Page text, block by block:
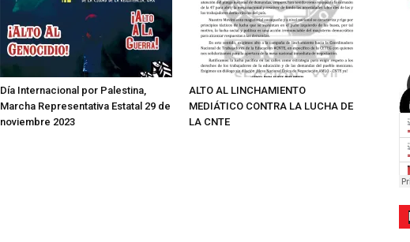
Día Internacional por Palestina,
Marcha Representativa Estatal 29 de
noviembre 2023
ALTO AL LINCHAMIENTO
MEDIÁTICO CONTRA LA LUCHA DE
LA CNTE